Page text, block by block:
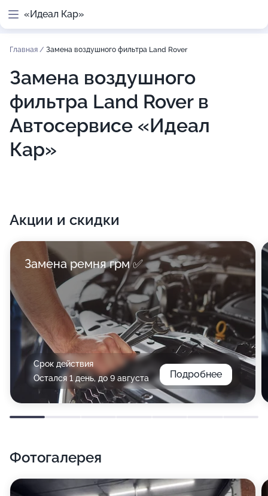
«Идеал Кар»
Главная / Замена воздушного фильтра Land Rover
Замена воздушного
фильтра Land Rover в
Автосервисе «Идеал
Кар»
Акции и скидки
Замена ремня грм ✅
Срок действия
Остался 1 день, до 9 августа
Подробнее
Фотогалерея